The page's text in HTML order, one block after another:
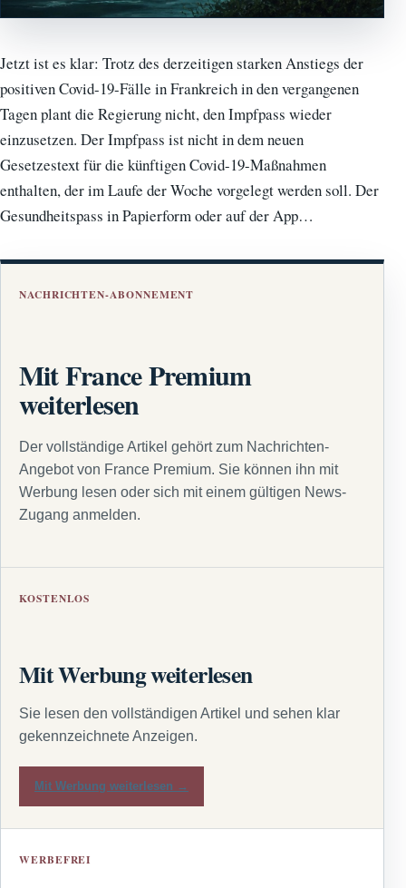
Jetzt ist es klar: Trotz des derzeitigen starken Anstiegs der
positiven Covid-19-Fälle in Frankreich in den vergangenen
Tagen plant die Regierung nicht, den Impfpass wieder
einzusetzen. Der Impfpass ist nicht in dem neuen
Gesetzestext für die künftigen Covid-19-Maßnahmen
enthalten, der im Laufe der Woche vorgelegt werden soll. Der
Gesundheitspass in Papierform oder auf der App…
NACHRICHTEN-ABONNEMENT
Mit France Premium
weiterlesen
Der vollständige Artikel gehört zum Nachrichten-
Angebot von France Premium. Sie können ihn mit
Werbung lesen oder sich mit einem gültigen News-
Zugang anmelden.
KOSTENLOS
Mit Werbung weiterlesen
Sie lesen den vollständigen Artikel und sehen klar
gekennzeichnete Anzeigen.
Mit Werbung weiterlesen →
WERBEFREI